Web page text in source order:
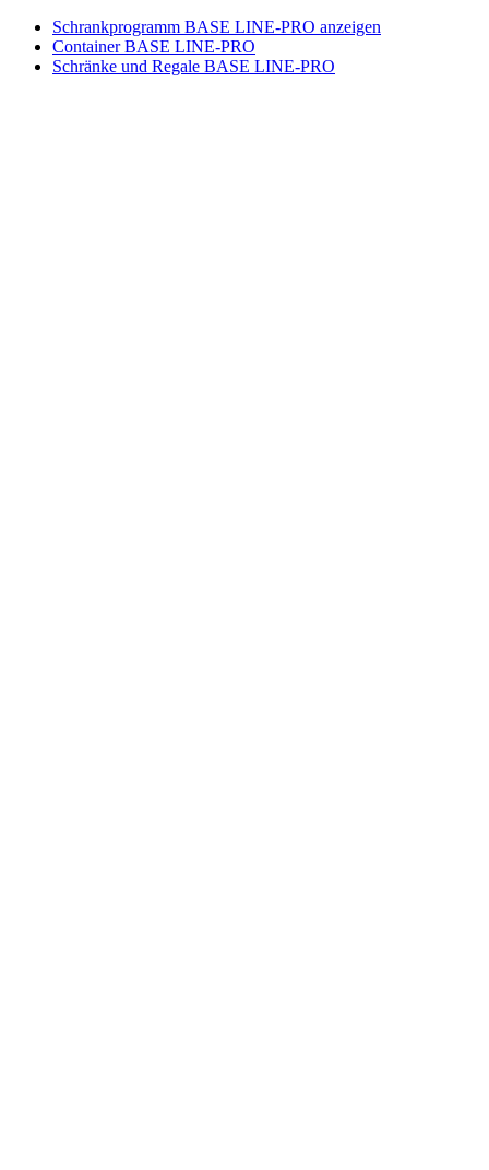
Schrankprogramm BASE LINE-PRO anzeigen
Container BASE LINE-PRO
Schränke und Regale BASE LINE-PRO